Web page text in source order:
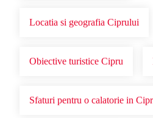
Locatia si geografia Ciprului
Obiective turistice Cipru
Sfaturi pentru o calatorie in